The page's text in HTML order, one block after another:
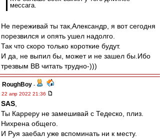
мессага.
Не переживай ты так,Александр, я вот сегодня
порезвился и опять ушел надолго.
Так что скоро только короткие будут.
И да, не выпил бы, может и не зашел бы.Ибо
трезвым ВВ читать трудно-)))
RoughBoy -
22 апр 2022 21:36
SAS
Ты Карреру не замешивай с Тедеско, плиз.
Нихрена общего.
И Руя заебал уже вспоминать ни к месту.